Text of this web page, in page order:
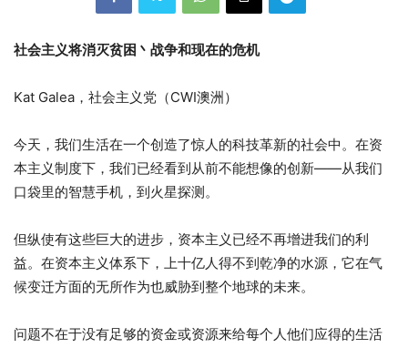
社会主义将消灭贫困丶战争和现在的危机
Kat Galea，社会主义党（CWI澳洲）
今天，我们生活在一个创造了惊人的科技革新的社会中。在资
本主义制度下，我们已经看到从前不能想像的创新——从我们
口袋里的智慧手机，到火星探测。
但纵使有这些巨大的进步，资本主义已经不再增进我们的利
益。在资本主义体系下，上十亿人得不到乾净的水源，它在气
候变迁方面的无所作为也威胁到整个地球的未来。
问题不在于没有足够的资金或资源来给每个人他们应得的生活